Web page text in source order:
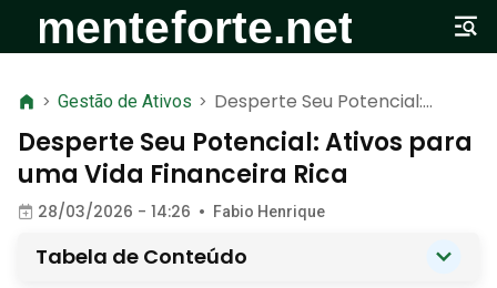
> Gestão de Ativos > Desperte Seu Potencial:
Ativos para uma Vida
Financeira Rica
Desperte Seu Potencial: Ativos para
uma Vida Financeira Rica
28/03/2026 - 14:26 • Fabio Henrique
Tabela de Conteúdo